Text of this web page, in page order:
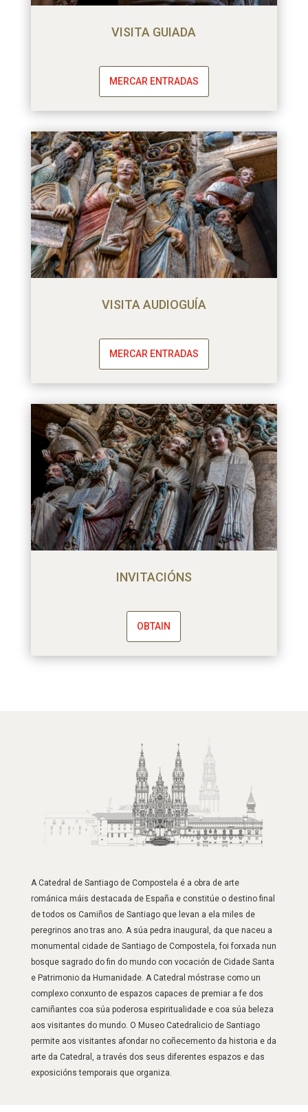
VISITA GUIADA
MERCAR ENTRADAS
VISITA AUDIOGUÍA
MERCAR ENTRADAS
INVITACIÓNS
OBTAIN
A Catedral de Santiago de Compostela é a obra de arte
románica máis destacada de España e constitúe o destino final
de todos os Camiños de Santiago que levan a ela miles de
peregrinos ano tras ano. A súa pedra inaugural, da que naceu a
monumental cidade de Santiago de Compostela, foi forxada nun
bosque sagrado do fin do mundo con vocación de Cidade Santa
e Patrimonio da Humanidade. A Catedral móstrase como un
complexo conxunto de espazos capaces de premiar a fe dos
camiñantes coa súa poderosa espiritualidade e coa súa beleza
aos visitantes do mundo. O Museo Catedralicio de Santiago
permite aos visitantes afondar no coñecemento da historia e da
arte da Catedral, a través dos seus diferentes espazos e das
exposicións temporais que organiza.